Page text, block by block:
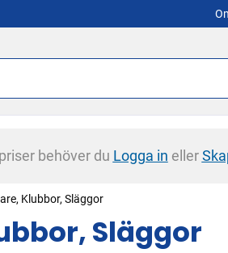
behöver du Logga in eller
Klubbor, Släggor
Släggor